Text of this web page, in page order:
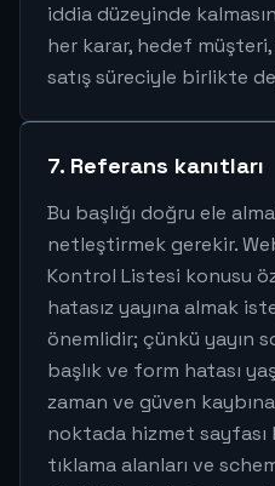
iddia düzeyinde
her karar, hedef
satış süreciyle birlikte
7. Referans kanıtları
Bu başlığı doğru ele
netleştirmek gerekir.
Kontrol Listesi konusu
hatasız yayına almak
önemlidir; çünkü yayın
başlık ve form hatası
zaman ve güven
noktada hizmet sayfası
tıklama alanları ve